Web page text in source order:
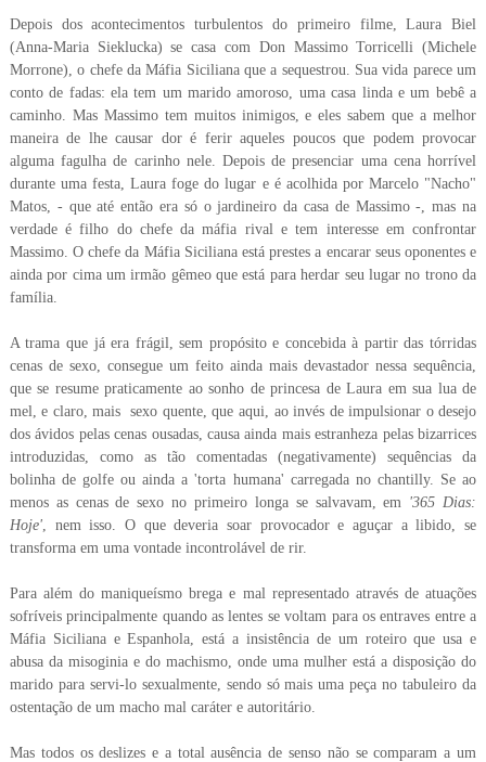
Depois dos acontecimentos turbulentos do primeiro filme, Laura Biel
(Anna-Maria Sieklucka) se casa com Don Massimo Torricelli (Michele
Morrone), o chefe da Máfia Siciliana que a sequestrou. Sua vida parece um
conto de fadas: ela tem um marido amoroso, uma casa linda e um bebê a
caminho. Mas Massimo tem muitos inimigos, e eles sabem que a melhor
maneira de lhe causar dor é ferir aqueles poucos que podem provocar
alguma fagulha de carinho nele. Depois de presenciar uma cena horrível
durante uma festa, Laura foge do lugar e é acolhida por Marcelo "Nacho"
Matos, - que até então era só o jardineiro da casa de Massimo -, mas na
verdade é filho do chefe da máfia rival e tem interesse em confrontar
Massimo. O chefe da Máfia Siciliana está prestes a encarar seus oponentes e
ainda por cima um irmão gêmeo que está para herdar seu lugar no trono da
família.
A trama que já era frágil, sem propósito e concebida à partir das tórridas
cenas de sexo, consegue um feito ainda mais devastador nessa sequência,
que se resume praticamente ao sonho de princesa de Laura em sua lua de
mel, e claro, mais sexo quente, que aqui, ao invés de impulsionar o desejo
dos ávidos pelas cenas ousadas, causa ainda mais estranheza pelas bizarrices
introduzidas, como as tão comentadas (negativamente) sequências da
bolinha de golfe ou ainda a 'torta humana' carregada no chantilly. Se ao
menos as cenas de sexo no primeiro longa se salvavam, em '365 Dias:
Hoje', nem isso. O que deveria soar provocador e aguçar a libido, se
transforma em uma vontade incontrolável de rir.
Para além do maniqueísmo brega e mal representado através de atuações
sofríveis principalmente quando as lentes se voltam para os entraves entre a
Máfia Siciliana e Espanhola, está a insistência de um roteiro que usa e
abusa da misoginia e do machismo, onde uma mulher está a disposição do
marido para servi-lo sexualmente, sendo só mais uma peça no tabuleiro da
ostentação de um macho mal caráter e autoritário.
Mas todos os deslizes e a total ausência de senso não se comparam a um